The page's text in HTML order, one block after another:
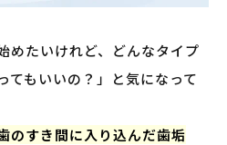
めたいけれど、どんなタイプ
てもいいの？」と気になって
のすき間に入り込んだ歯垢